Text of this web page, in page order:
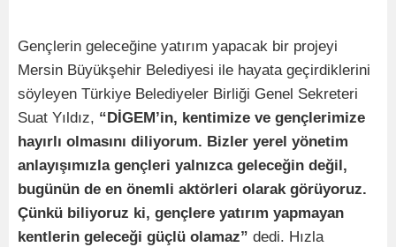
Gençlerin geleceğine yatırım yapacak bir projeyi
Mersin Büyükşehir Belediyesi ile hayata geçirdiklerini
söyleyen Türkiye Belediyeler Birliği Genel Sekreteri
Suat Yıldız, “DİGEM’in, kentimize ve gençlerimize
hayırlı olmasını diliyorum. Bizler yerel yönetim
anlayışımızla gençleri yalnızca geleceğin değil,
bugünün de en önemli aktörleri olarak görüyoruz.
Çünkü biliyoruz ki, gençlere yatırım yapmayan
kentlerin geleceği güçlü olamaz” dedi. Hızla